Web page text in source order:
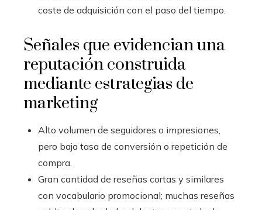
coste de adquisición con el paso del tiempo.
Señales que evidencian una
reputación construida
mediante estrategias de
marketing
Alto volumen de seguidores o impresiones,
pero baja tasa de conversión o repetición de
compra.
Gran cantidad de reseñas cortas y similares
con vocabulario promocional; muchas reseñas